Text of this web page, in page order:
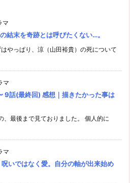
マ
結末を奇跡とは呼びたくない…。
やっぱり、涼（山田裕貴）の死について
マ
9話(最終回) 感想｜描きたかった事は
、最後まで見ておりました。 個人的に
マ
いではなく愛。自分の軸が出来始め